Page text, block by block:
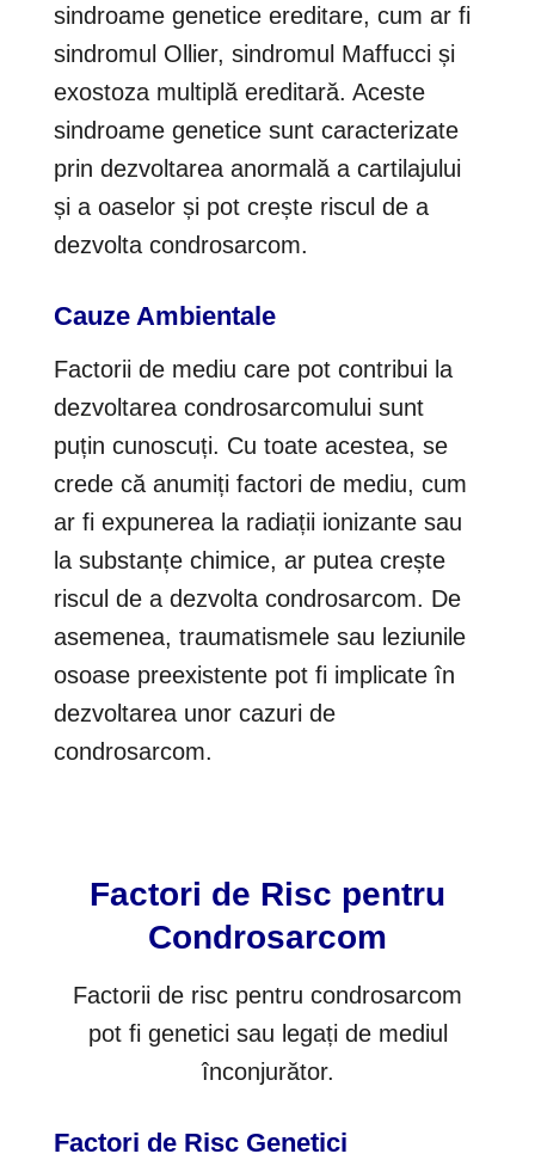
sindroame genetice ereditare, cum ar fi
sindromul Ollier, sindromul Maffucci și
exostoza multiplă ereditară. Aceste
sindroame genetice sunt caracterizate
prin dezvoltarea anormală a cartilajului
și a oaselor și pot crește riscul de a
dezvolta condrosarcom.
Cauze Ambientale
Factorii de mediu care pot contribui la
dezvoltarea condrosarcomului sunt
puțin cunoscuți. Cu toate acestea, se
crede că anumiți factori de mediu, cum
ar fi expunerea la radiații ionizante sau
la substanțe chimice, ar putea crește
riscul de a dezvolta condrosarcom. De
asemenea, traumatismele sau leziunile
osoase preexistente pot fi implicate în
dezvoltarea unor cazuri de
condrosarcom.
Factori de Risc pentru
Condrosarcom
Factorii de risc pentru condrosarcom
pot fi genetici sau legați de mediul
înconjurător.
Factori de Risc Genetici